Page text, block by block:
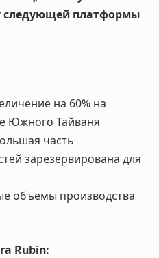
следующей платформы
на 60% на
Южного Тайваня
часть
зарезервирована для
объемы производства
Rubin: